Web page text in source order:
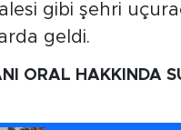
gibi şehri
geldi.
ORAL HAKKINDA